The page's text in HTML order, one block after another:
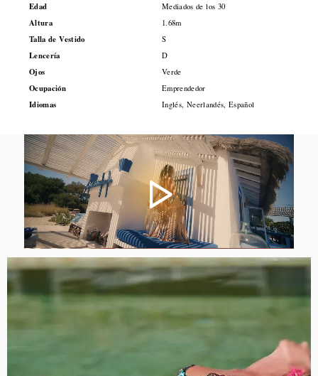
Edad Mediados de los 30
Altura 1.68m
Talla de Vestido S
Lencería D
Ojos Verde
Ocupación Emprendedor
Idiomas Inglés, Neerlandés, Español